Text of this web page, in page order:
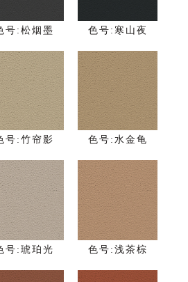
号:松烟墨 色号:寒山夜
号:竹帘影 色号:水金龟
号:琥珀光 色号:浅茶棕